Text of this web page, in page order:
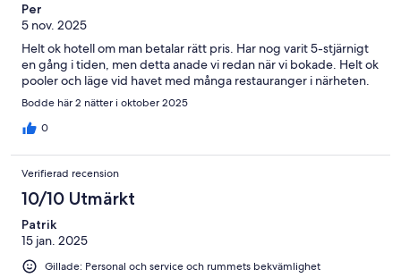
Per
5 nov. 2025
Helt ok hotell om man betalar rätt pris. Har nog varit 5-stjärnigt
en gång i tiden, men detta anade vi redan när vi bokade. Helt ok
pooler och läge vid havet med många restauranger i närheten.
Bodde här 2 nätter i oktober 2025
0
Verifierad recension
10/10 Utmärkt
Patrik
15 jan. 2025
Gillade: Personal och service och rummets bekvämlighet